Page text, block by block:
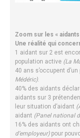
Zoom sur les «
Une réalité qui
1 aidant sur 2 est
population active (La
40 ans s’occupent
Médéric).
40% des aidants
aidants sur 3
leur situation d’aidant
aidant (Panel national
16% des aidants ont
d’employeur)pour